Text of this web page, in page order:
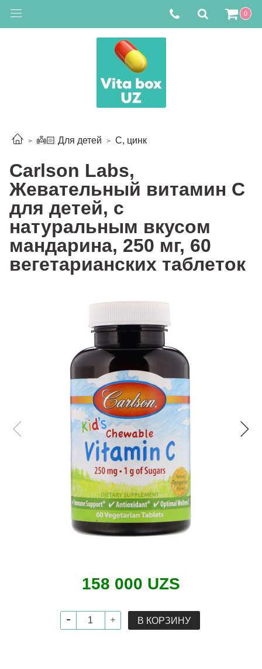
0
👼🏻 Для детей С, цинк
Carlson Labs,
Жевательный витамин С
для детей, с
натуральным вкусом
мандарина, 250 мг, 60
вегетарианских таблеток
158 000 UZS
В КОРЗИНУ